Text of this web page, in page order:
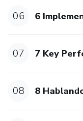
06 6
07 7 Key
08 8